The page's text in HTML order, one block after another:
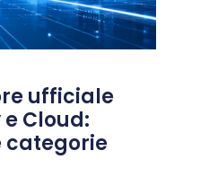
ufficiale
Cloud:
categorie